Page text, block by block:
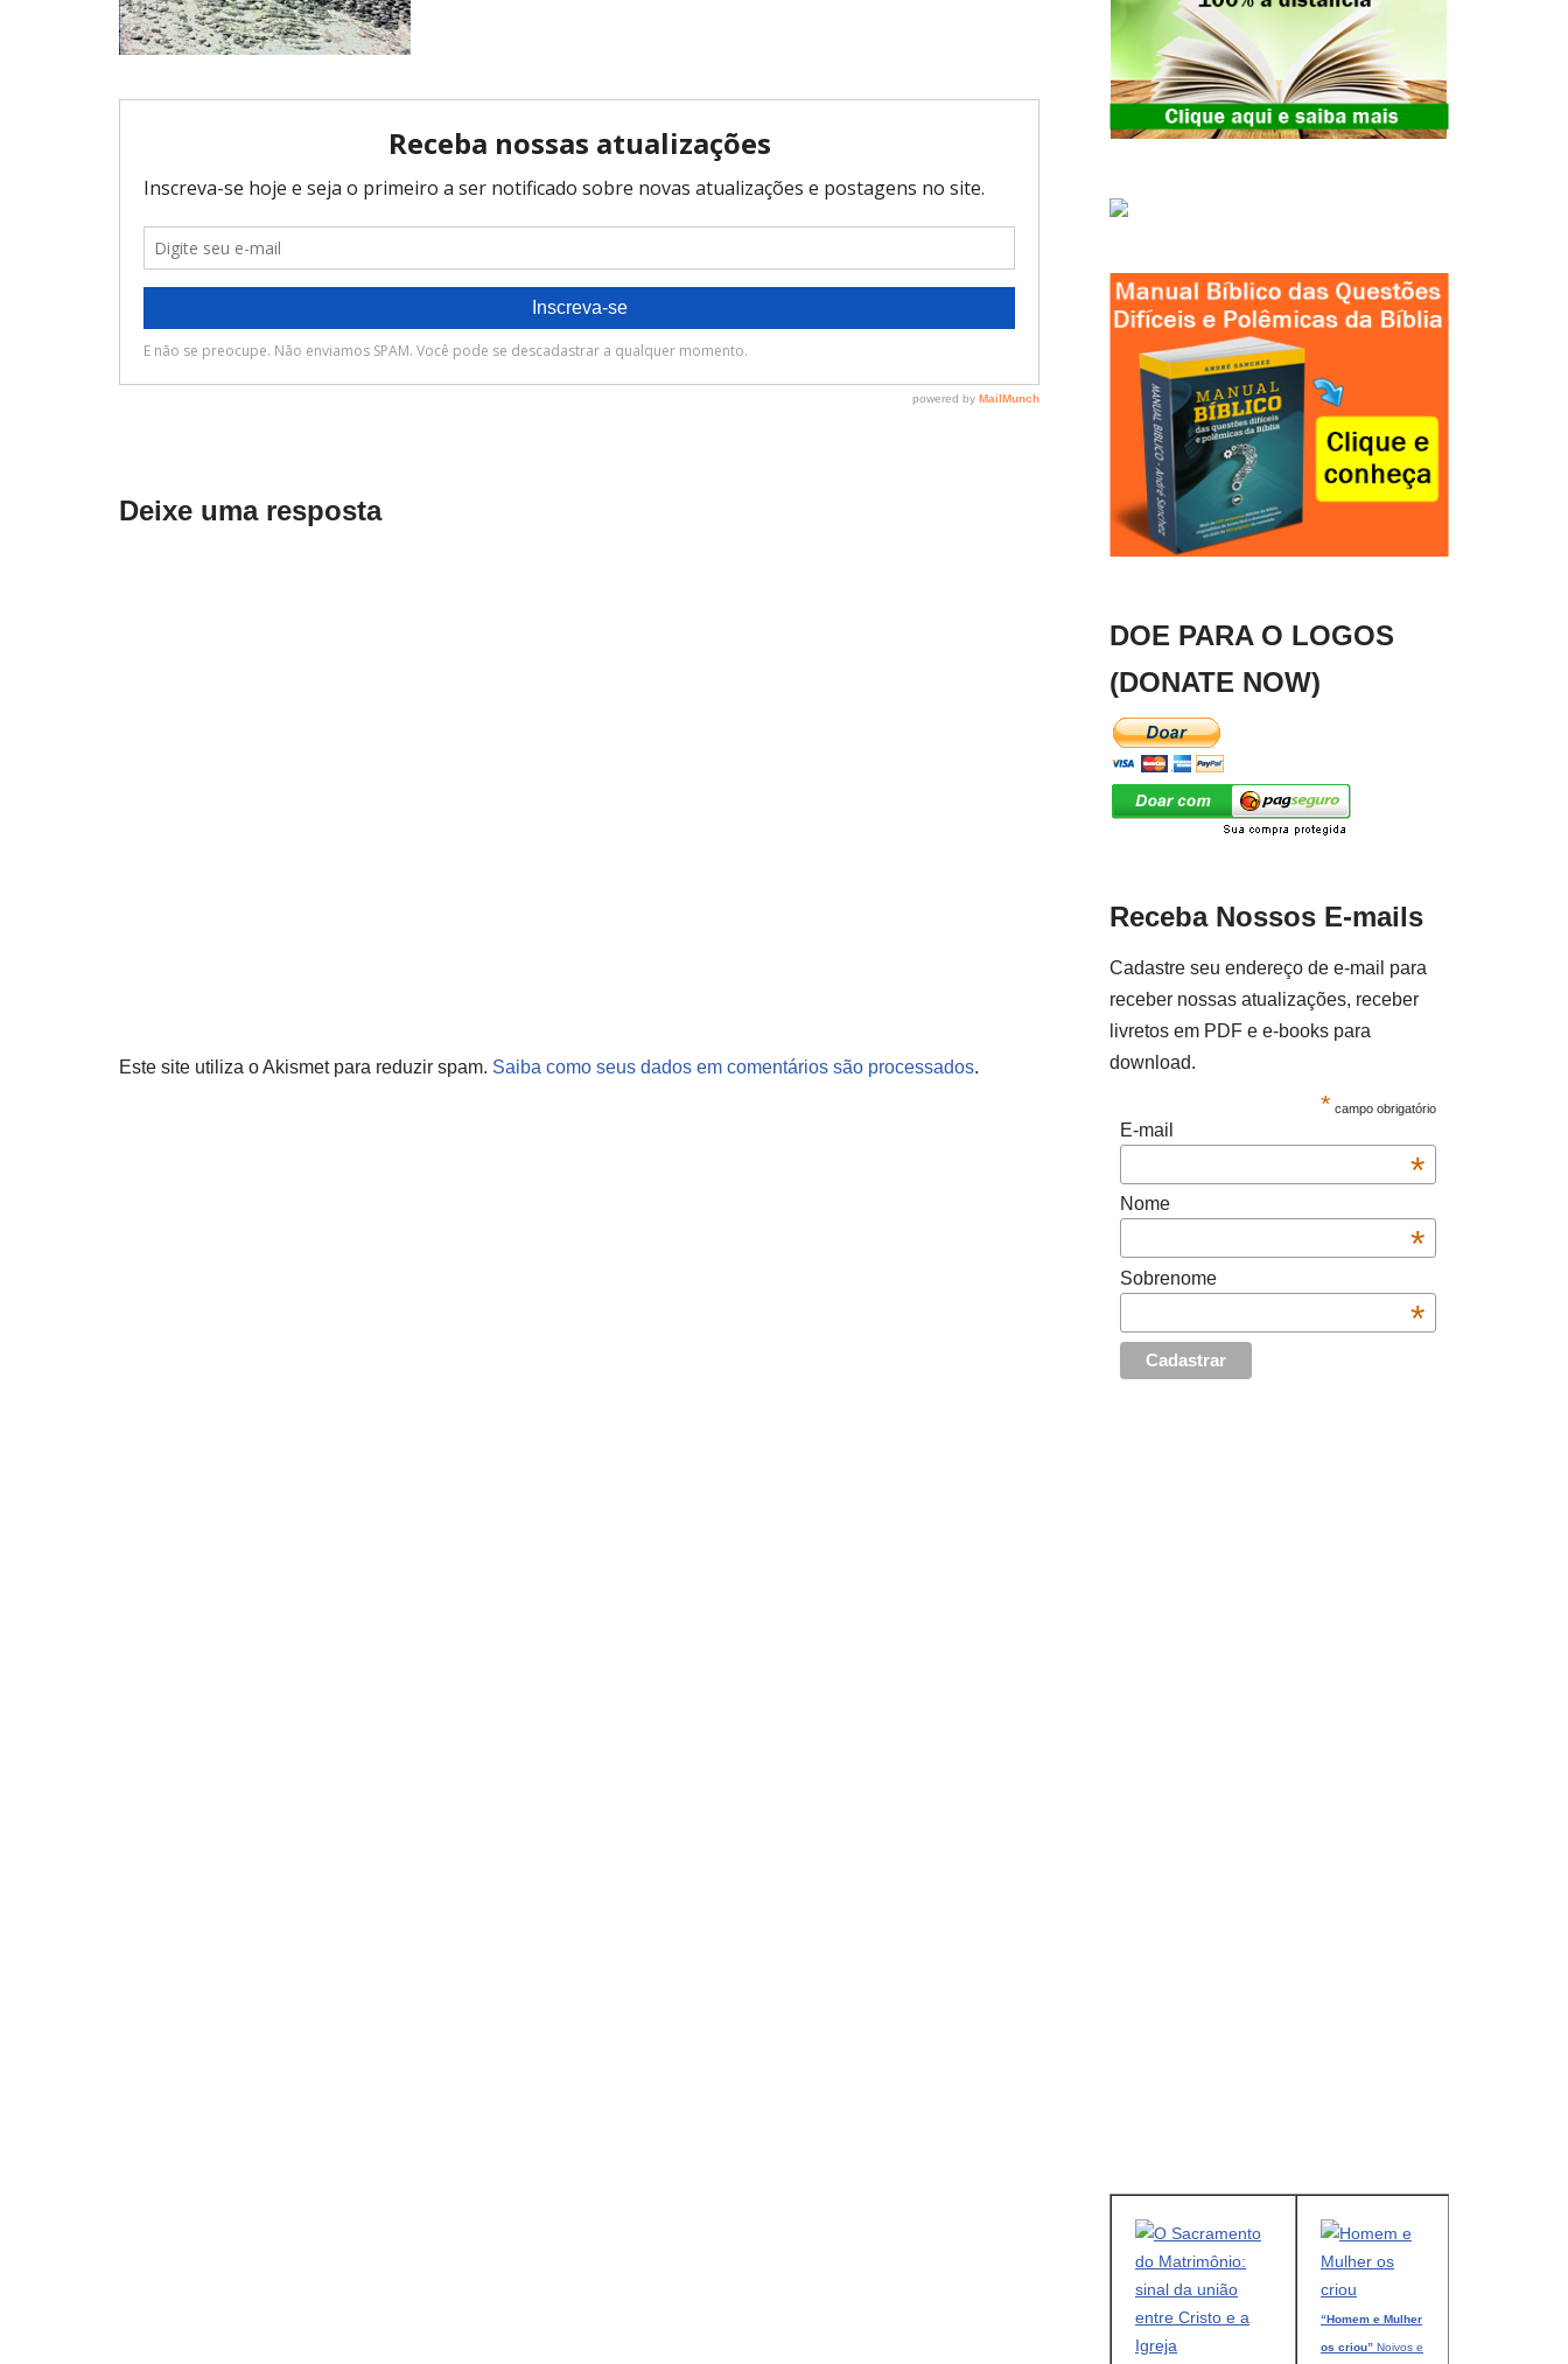
Deixe uma resposta
Este site utiliza o Akismet para reduzir spam. Saiba como seus dados em comentários são processados.
DOE PARA O LOGOS
(DONATE NOW)
Receba Nossos E-mails
Cadastre seu endereço de e-mail para
receber nossas atualizações, receber
livretos em PDF e e-books para
download.
* campo obrigatório
E-mail
*
Nome
*
Sobrenome
*
“Homem e Mulher
os criou” Noivos e